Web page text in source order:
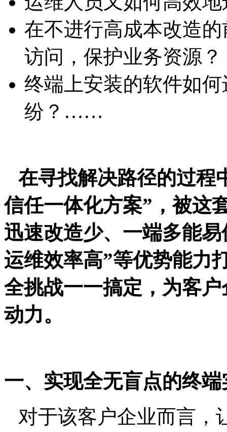
在不进行高成本改造
访问，保护业务资源？
终端上安装的软件如
纷？ ……
在寻找解决路径的过程
信任一体化方案”，被这
迅速改造少、一端多能
运维效率高”等优势能力
全挑战一一搞定，为客
动力。
一、实现全无盲点的终
对于该客户企业而言，